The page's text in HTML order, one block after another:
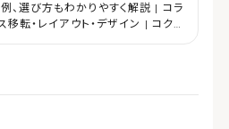
、選び方もわかりやすく解説 | コラ
移転・レイアウト・デザイン | コク